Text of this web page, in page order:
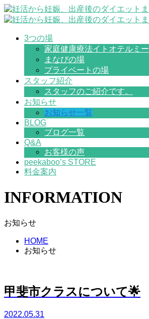
3つの場
家庭健康療法イトオテルミー
まなびの場
プライベートの場
スタッフ紹介
スタッフのご紹介です。
お知らせ
お知らせ一覧
BLOG
ブログ一覧
Q&A
お客様の声
peekaboo’s STORE
料金案内
INFORMATION
お知らせ
HOME
お知らせ
甲斐市クラスについて🌟
2022.05.31